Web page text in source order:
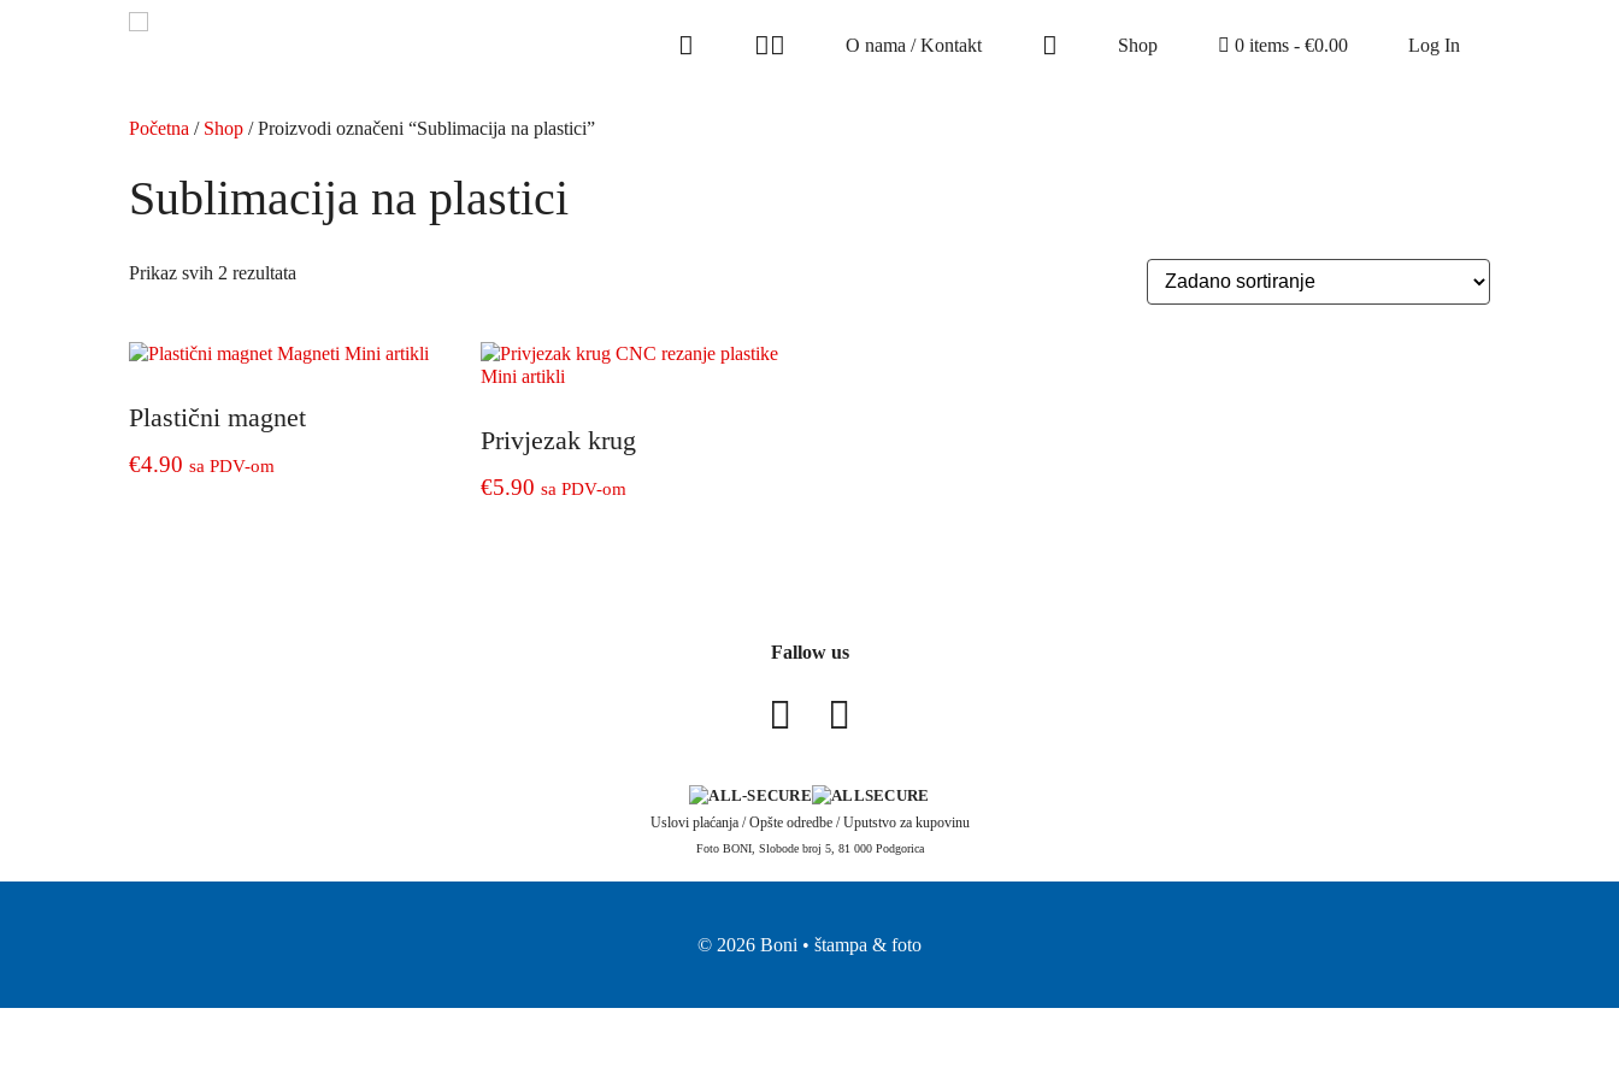
O nama / Kontakt Shop 0 items - €0.00 Log In
Početna / Shop / Proizvodi označeni “Sublimacija na plastici”
Sublimacija na plastici
Prikaz svih 2 rezultata
Plastični magnet
€4.90 sa PDV-om
Privjezak krug
€5.90 sa PDV-om
Fallow us
Uslovi plaćanja/Opšte odredbe/Uputstvo za kupovinu
Foto BONI, Slobode broj 5, 81 000 Podgorica
© 2026 Boni • štampa & foto